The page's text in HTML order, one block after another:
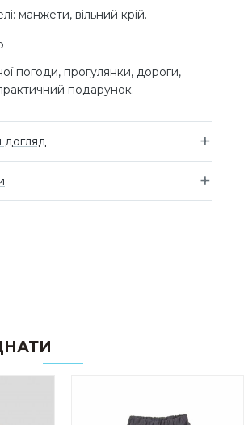
манжети, вільний крій.
погоди, прогулянки, дороги,
подарунок.
догляд